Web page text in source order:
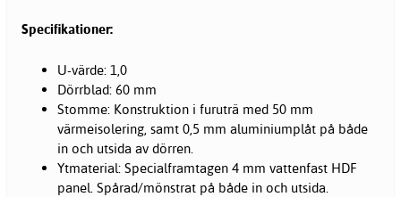
Specifikationer:
U-värde: 1,0
Dörrblad: 60 mm
Stomme: Konstruktion i furuträ med 50 mm
värmeisolering, samt 0,5 mm aluminiumplåt på både
in och utsida av dörren.
Ytmaterial: Specialframtagen 4 mm vattenfast HDF
panel. Spårad/mönstrat på både in och utsida.